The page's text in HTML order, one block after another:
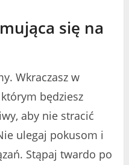
się na
Wkraczasz w
będziesz
aby nie stracić
ulegaj pokusom i
Stąpaj twardo po